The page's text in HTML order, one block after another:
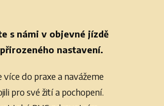
s námi v objevné jízdě
nastavení.
do praxe a navážeme
pro své žití a pochopení.